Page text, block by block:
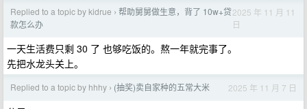
Replied to a topic by kidrue › 帮助舅舅做生意，背了 10w+贷
款怎么办
2025 年 11 月 11
日
一天生活费只剩 30 了 也够吃饭的。熬一年就完事了。
先把水龙头关上。
Replied to a topic by hhhy › (抽奖)卖自家种的五常大米 2025 年 11 月 7 日